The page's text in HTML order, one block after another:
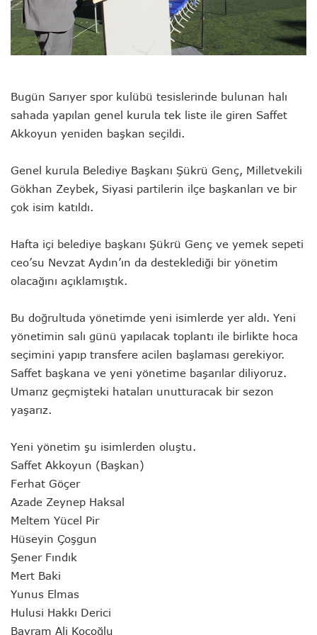
Bugün Sarıyer spor kulübü tesislerinde bulunan halı
sahada yapılan genel kurula tek liste ile giren Saffet
Akkoyun yeniden başkan seçildi.
Genel kurula Belediye Başkanı Şükrü Genç, Milletvekili
Gökhan Zeybek, Siyasi partilerin ilçe başkanları ve bir
çok isim katıldı.
Hafta içi belediye başkanı Şükrü Genç ve yemek sepeti
ceo’su Nevzat Aydın’ın da desteklediği bir yönetim
olacağını açıklamıştık.
Bu doğrultuda yönetimde yeni isimlerde yer aldı. Yeni
yönetimin salı günü yapılacak toplantı ile birlikte hoca
seçimini yapıp transfere acilen başlaması gerekiyor.
Saffet başkana ve yeni yönetime başarılar diliyoruz.
Umarız geçmişteki hataları unutturacak bir sezon
yaşarız.
Yeni yönetim şu isimlerden oluştu.
Saffet Akkoyun (Başkan)
Ferhat Göçer
Azade Zeynep Haksal
Meltem Yücel Pir
Hüseyin Çoşgun
Şener Fındık
Mert Baki
Yunus Elmas
Hulusi Hakkı Derici
Bayram Ali Koçoğlu